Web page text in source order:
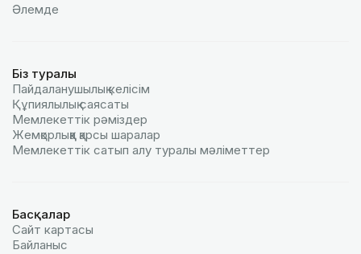
Әлемде
Біз туралы
Пайдаланушылық келiciм
Құпиялылық саясаты
Мемлекеттік рәміздер
Жемқорлыққа қарсы шаралар
Мемлекеттік сатып алу туралы мәлiметтер
Басқалар
Сайт картасы
Байланыс